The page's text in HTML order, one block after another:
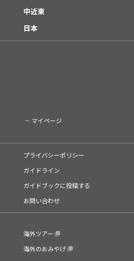
中近東
日本
マイページ
プライバシーポリシー
ガイドライン
ガイドブックに投稿する
お問い合わせ
海外ツアー
海外のおみやげ